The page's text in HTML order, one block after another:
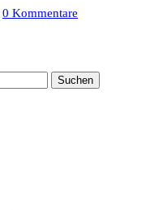
0 Kommentare